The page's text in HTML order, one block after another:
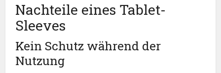
Nachteile eines Tablet-
Sleeves
Kein Schutz während der
Nutzung